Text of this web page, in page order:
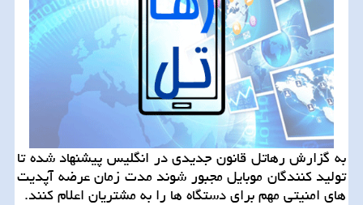
به گزارش رهاتل قانون جدیدی در انگلیس پیشنهاد شده تا
تولید کنندگان موبایل مجبور شوند مدت زمان عرضه آپدیت
های امنیتی مهم برای دستگاه ها را به مشتریان اعلام کنند.